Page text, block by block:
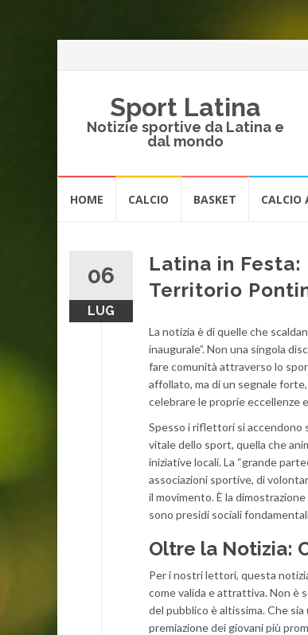
Sport Latina
Notizie sportive da Latina e
dal mondo
HOME CALCIO BASKET CALCIO
06
LUG
Latina in Festa:
Territorio
La notizia è di quelle che
inaugurale”. Non una singola
fare comunità attraverso lo
affollato, ma di un segnale
celebrare le proprie eccellenze
Spesso i riflettori si accendono
vitale dello sport, quella che
iniziative locali. La “grande
associazioni sportive, di
il movimento. È la
sono presidi sociali
Oltre la Notizia:
Per i nostri lettori, questa
come valida e attrattiva. Non è
del pubblico è altissima. Che
premiazione dei giovani più